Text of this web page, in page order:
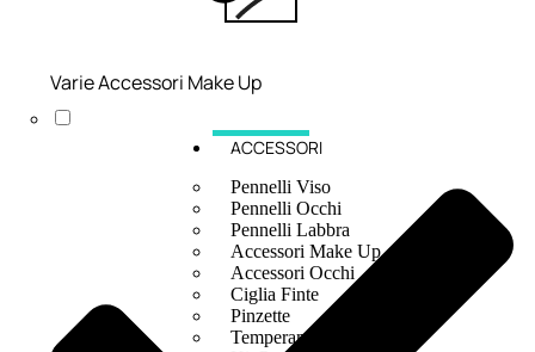
ACCESSORI
Pennelli Viso
Pennelli Occhi
Pennelli Labbra
Accessori Make Up
Accessori Occhi
Ciglia Finte
Pinzette
Temperamatite
Varie Accessori Make Up